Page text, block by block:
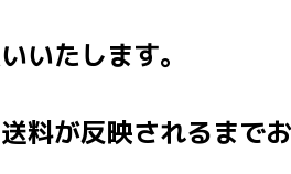
いたします。
が反映されるまで